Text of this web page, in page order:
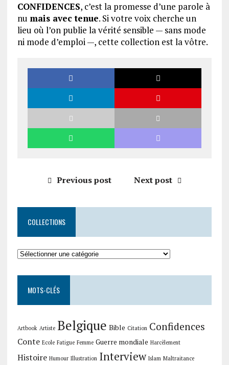
CONFIDENCES, c’est la promesse d’une parole à
nu mais avec tenue. Si votre voix cherche un
lieu où l’on publie la vérité sensible — sans mode
ni mode d’emploi —, cette collection est la vôtre.
Previous post Next post
COLLECTIONS
Collections
MOTS-CLÉS
Artbook Artiste Belgique Bible Citation Confidences
Conte Ecole Fatigue Femme Guerre mondiale Harcèlement
Histoire Humour Illustration Interview Islam Maltraitance